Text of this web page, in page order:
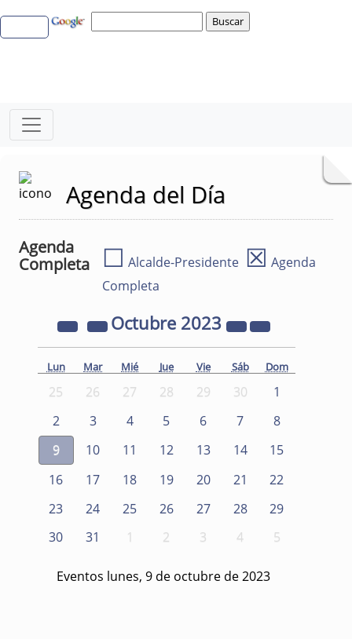
Agenda del Día
Agenda
Completa
☐ Alcalde-Presidente ☒ Agenda
Completa
Octubre 2023
Lun Mar Mié Jue Vie Sáb Dom
25 26 27 28 29 30
1
2
3 4 5 6 7
8
9
10 11 12 13 14
15
16
17 18 19 20 21
22
23
24 25 26 27 28
29
30
31 1 2 3 4 5
Eventos lunes, 9 de octubre de 2023